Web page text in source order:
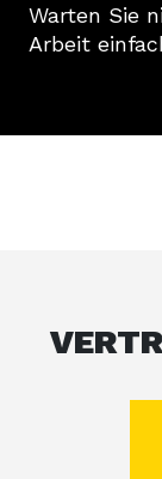
Warten Sie
Arbeit